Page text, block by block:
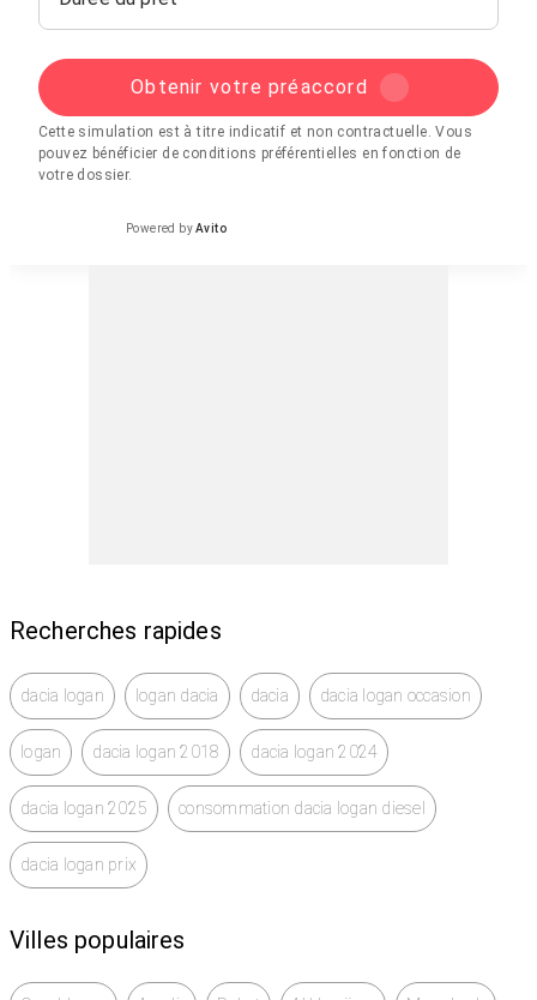
Obtenir votre préaccord
Cette simulation est à titre indicatif et non contractuelle. Vous
pouvez bénéficier de conditions préférentielles en fonction de
votre dossier.
Powered byAvito
Recherches rapides
dacia logan logan dacia dacia dacia logan occasion
logan dacia logan 2018 dacia logan 2024
dacia logan 2025 consommation dacia logan diesel
dacia logan prix
Villes populaires